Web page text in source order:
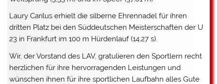
Laury Carilus erhielt die silberne Ehrennadel für ihren
dritten Platz bei den Süddeutschen Meisterschaften der U
23 in Frankfurt im 100 m Hürdenlauf (14,27 s).
Wir, der Vorstand des LAV, gratulieren den Sportlern recht
herzlichen für ihre hervorragenden Leistungen und
wünschen ihnen für ihre sportlichen Laufbahn alles Gute